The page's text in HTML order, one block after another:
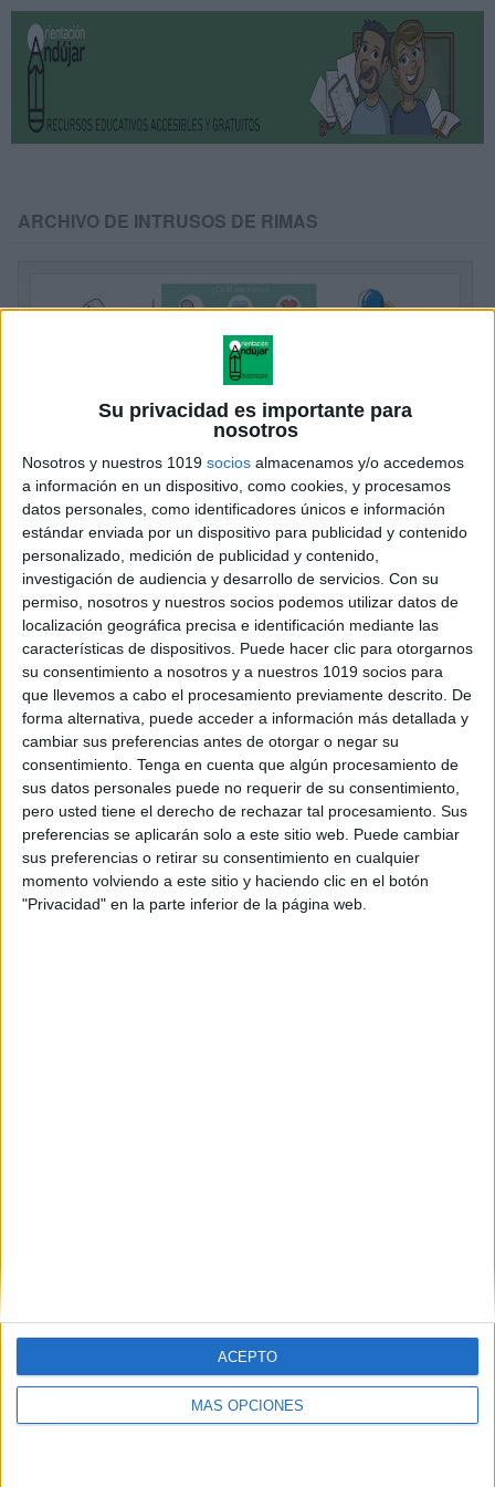
Su privacidad es importante para
nosotros
Nosotros y nuestros 1019 socios almacenamos y/o accedemos
a información en un dispositivo, como cookies, y procesamos
datos personales, como identificadores únicos e información
estándar enviada por un dispositivo para publicidad y contenido
personalizado, medición de publicidad y contenido,
investigación de audiencia y desarrollo de servicios. Con su
permiso, nosotros y nuestros socios podemos utilizar datos de
localización geográfica precisa e identificación mediante las
características de dispositivos. Puede hacer clic para otorgarnos
su consentimiento a nosotros y a nuestros 1019 socios para
que llevemos a cabo el procesamiento previamente descrito. De
forma alternativa, puede acceder a información más detallada y
cambiar sus preferencias antes de otorgar o negar su
consentimiento. Tenga en cuenta que algún procesamiento de
sus datos personales puede no requerir de su consentimiento,
pero usted tiene el derecho de rechazar tal procesamiento. Sus
preferencias se aplicarán solo a este sitio web. Puede cambiar
sus preferencias o retirar su consentimiento en cualquier
momento volviendo a este sitio y haciendo clic en el botón
"Privacidad" en la parte inferior de la página web.
MÁS OPCIONES
ACEPTO
ARCHIVO DE INTRUSOS DE RIMAS
INTRUSO RIMAS! ACTIVIDAD MOLONA
PARA TRABAJAR LAS HABILIDADES
PRE-LECTORAS
Publicado el 8 agosto, 2020
Intrusos de rimas. Material para trabajar habilidades
pre-lectoras. Para jugar, presentamos una tarjeta al
peque. Él o ella deberá decir en voz alta el nombre de
los tres dibujos, e […]
SEGUIR LEYENDO
Suscribir